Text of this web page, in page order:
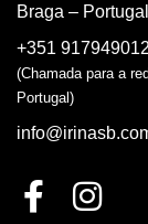
Braga – Portugal
+351
(Chamada para a
Portugal)